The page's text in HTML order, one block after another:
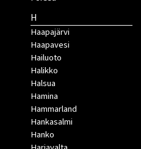
H
Haapajärvi
Haapavesi
Hailuoto
Halikko
Halsua
Hamina
Hammarland
Hankasalmi
Hanko